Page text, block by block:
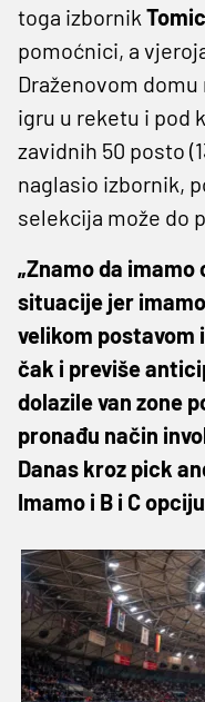
toga izbornik
pomoćnici, a
Draženovom
igru u reketu i pod
zavidnih 50 posto
naglasio izbornik,
selekcija može do
„Znamo da
situacije jer
velikom postavom
čak i previše
dolazile van zone
pronađu način
Danas kroz pick
Imamo i B i C